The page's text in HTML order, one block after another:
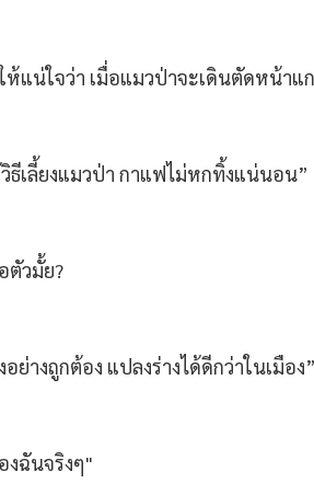
ห้แน่ใจว่า เมื่อแมวป่าจะเดินตัดหน้า
ธีเลี้ยงแมวป่า กาแฟไม่หกทิ้งแน่นอน”
ตัวมั้ย?
ย่างถูกต้อง แปลงร่างได้ดีกว่าในเมือง”
งฉันจริงๆ"